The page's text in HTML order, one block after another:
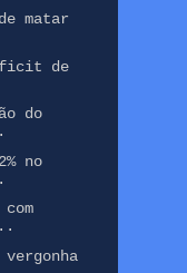
matar
de
do
no